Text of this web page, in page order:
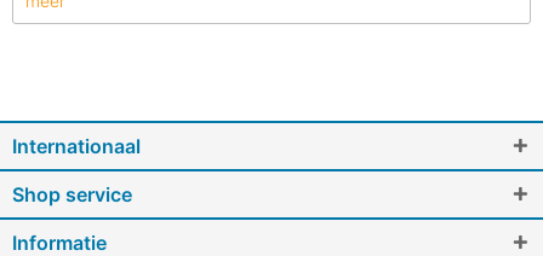
Internationaal
Shop service
Informatie